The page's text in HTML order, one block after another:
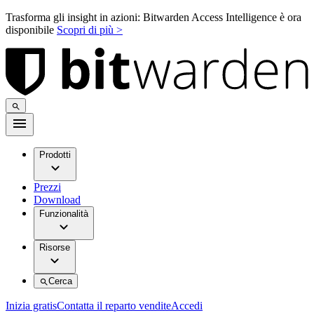
Trasforma gli insight in azioni: Bitwarden Access Intelligence è ora
disponibile Scopri di più >
Prodotti
Prezzi
Download
Funzionalità
Risorse
Cerca
Inizia gratisContatta il reparto venditeAccedi